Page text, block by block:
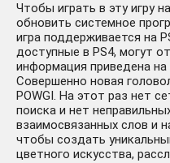
Чтобы играть в эту игру
обновить системное
игра поддерживается на
доступные в PS4, могут
информация приведена
Совершенно новая
POWGI. На этот раз нет
поиска и нет
взаимосвязанных слов и
чтобы создать
цветного искусства,